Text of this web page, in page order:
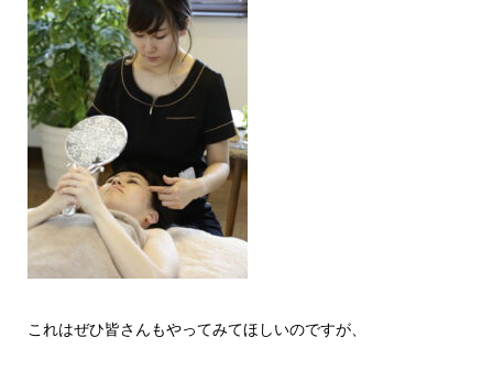
これはぜひ皆さんもやってみてほしいのですが、